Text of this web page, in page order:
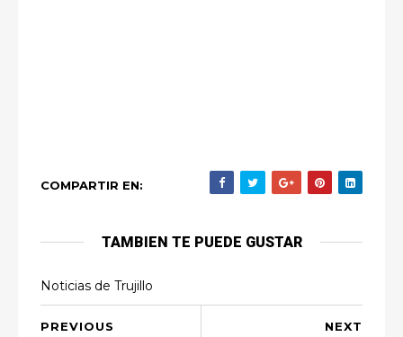
COMPARTIR EN:
TAMBIEN TE PUEDE GUSTAR
Noticias de Trujillo
NEXT
PREVIOUS